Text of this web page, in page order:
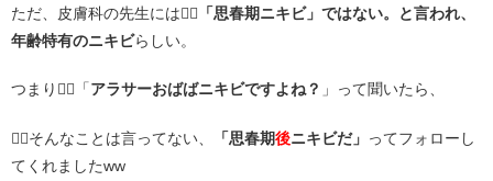
ただ、皮膚科の先生には👨‍⚕️ 「思春期ニキビ」ではない。と言われ、
年齢特有のニキビらしい。
つまり🙍‍♀️「アラサーおばばニキビですよね？ 」って聞いたら、
👨‍⚕️そんなことは言ってない、 「思春期後ニキビだ」 ってフォローし
てくれましたww